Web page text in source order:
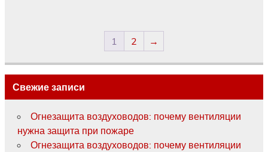
1 2 →
Свежие записи
Огнезащита воздуховодов: почему вентиляции
нужна защита при пожаре
Огнезащита воздуховодов: почему вентиляции